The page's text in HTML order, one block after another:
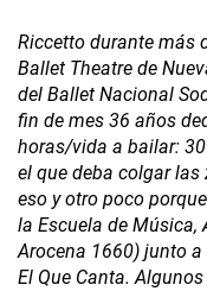
Riccetto durante más
Ballet Theatre de
del Ballet Nacional
fin de mes 36 años
horas/vida a bailar:
el que deba colgar
eso y otro poco
la Escuela de Música,
Arocena 1660) junto
El Que Canta.